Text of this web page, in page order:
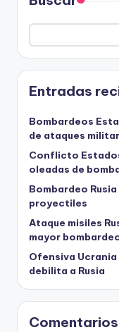
Entradas
Bombardeos
de ataques
Conflicto
oleadas de
Bombardeo
proyectiles
Ataque misiles
mayor
Ofensiva
debilita a Rusia